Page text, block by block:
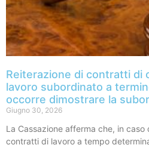
Reiterazione di contratti di
lavoro subordinato a
occorre dimostrare la
Giugno 30, 2026
La Cassazione afferma che, in
contratti di lavoro a tempo